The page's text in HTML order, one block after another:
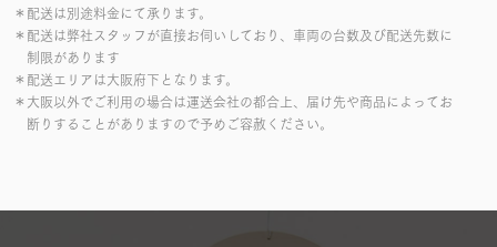
＊配送は別途料金にて承ります。
＊配送は弊社スタッフが直接お伺いしており、車両の台数及び配送先数に
制限があります
＊配送エリアは大阪府下となります。
＊大阪以外でご利用の場合は運送会社の都合上、届け先や商品によってお
断りすることがありますので予めご容赦ください。